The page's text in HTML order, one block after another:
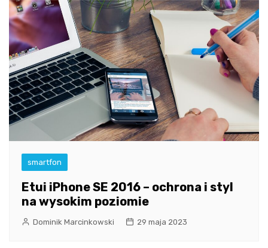
smartfon
Etui iPhone SE 2016 – ochrona i styl
na wysokim poziomie
Dominik Marcinkowski 29 maja 2023